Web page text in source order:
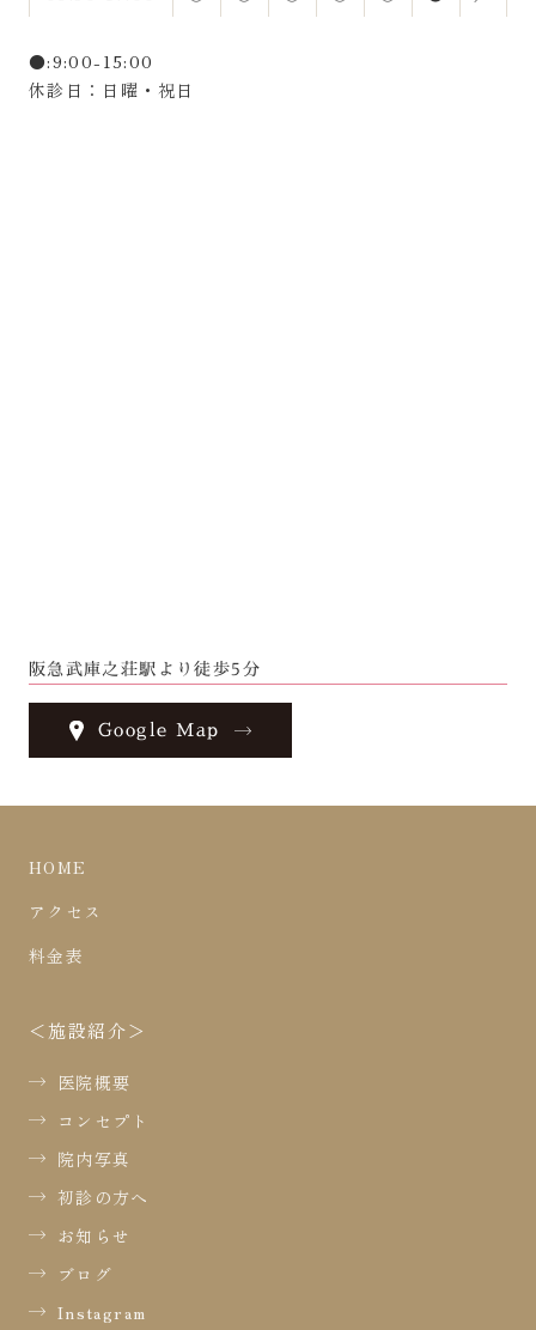
●:9:00-15:00
休診日：日曜・祝日
阪急武庫之荘駅より徒歩5分
Google Map
HOME
アクセス
料金表
施設紹介
医院概要
コンセプト
院内写真
初診の方へ
お知らせ
ブログ
Instagram